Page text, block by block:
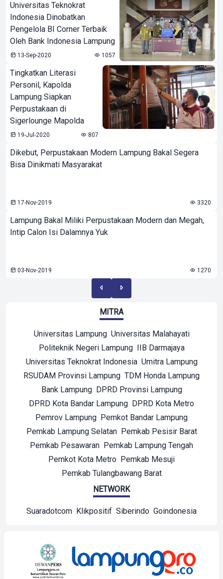
Universitas Teknokrat
Indonesia Dinobatkan
Pengelola BI Corner Terbaik
Oleh Bank Indonesia Lampung
13-Sep-2020 1057
Tingkatkan Literasi
Personil, Kapolda
Lampung Siapkan
Perpustakaan di
Sigerlounge Mapolda
19-Jul-2020 807
Dikebut, Perpustakaan Modern Lampung Bakal Segera
Bisa Dinikmati Masyarakat
17-Nov-2019 3320
Lampung Bakal Miliki Perpustakaan Modern dan Megah,
Intip Calon Isi Dalamnya Yuk
03-Nov-2019 1270
MITRA
Universitas Lampung Universitas Malahayati
Politeknik Negeri Lampung IIB Darmajaya
Universitas Teknokrat Indonesia Umitra Lampung
RSUDAM Provinsi Lampung TDM Honda Lampung
Bank Lampung DPRD Provinsi Lampung
DPRD Kota Bandar Lampung DPRD Kota Metro
Pemrov Lampung Pemkot Bandar Lampung
Pemkab Lampung Selatan Pemkab Pesisir Barat
Pemkab Pesawaran Pemkab Lampung Tengah
Pemkot Kota Metro Pemkab Mesuji
Pemkab Tulangbawang Barat
NETWORK
Suaradotcom Klikpositif Siberindo Goindonesia